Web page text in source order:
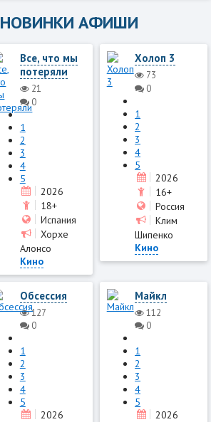
НОВИНКИ АФИШИ
Все, что мы
потеряли
21
0
1
2
3
4
5
2026
18+
Испания
Хорхе
Алонсо
Кино
Холоп 3
73
0
1
2
3
4
5
2026
16+
Россия
Клим
Шипенко
Кино
Обсессия
127
0
1
2
3
4
5
2026
Майкл
112
0
1
2
3
4
5
2026